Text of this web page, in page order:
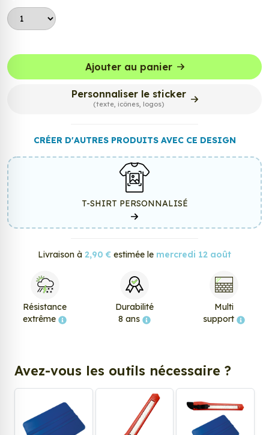
Ajouter au panier
Personnaliser le sticker
(texte, icônes, logos)
CRÉER D'AUTRES PRODUITS AVEC CE DESIGN
T-SHIRT PERSONNALISÉ
Livraison à 2,90 € estimée le mercredi 12 août
Résistance
extrême
Durabilité
8 ans
Multi
support
Avez-vous les outils nécessaire ?